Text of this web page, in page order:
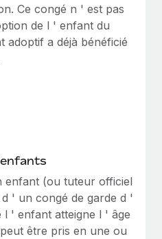
Ce congé n ' est pas
de l ' enfant du
adoptif a déjà bénéficié
enfant (ou tuteur officiel
' un congé de garde d '
' enfant atteigne l ' âge
être pris en une ou